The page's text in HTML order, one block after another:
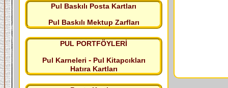
Pul Baskılı Posta Kartları
Pul Baskılı Mektup Zarfları
PUL PORTFÖYLERİ
Pul Karneleri - Pul Kitapcıkları
Hatıra Kartları